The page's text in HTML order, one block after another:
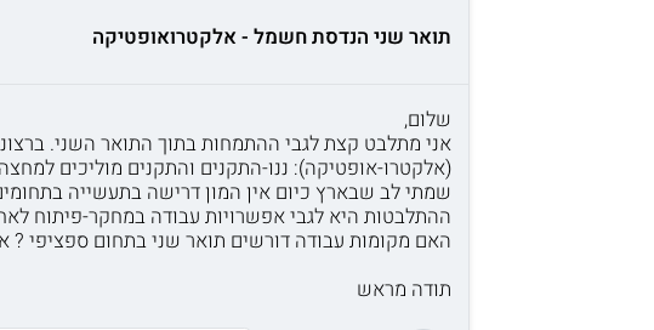
תואר שני הנדסת חשמל - אלקטרואופטיקה
שלום,
אני מתלבט קצת לגבי ההתמחות בתוך התואר השני.
(אלקטרו-אופטיקה): ננו-התקנים והתקנים מוליכים
שמתי לב שבארץ כיום אין המון דרישה בתעשייה
ההתלבטות היא לגבי אפשרויות עבודה במחקר-פיתוח
האם מקומות עבודה דורשים תואר שני בתחום ספציפי
תודה מראש